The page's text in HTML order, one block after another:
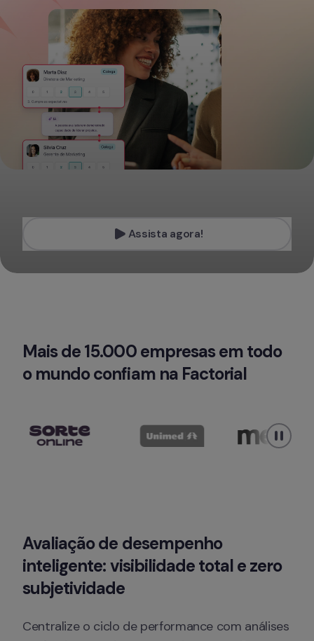
Assista agora!
Mais de 15.000 empresas em todo
o mundo confiam na Factorial
Avaliação de desempenho
inteligente: visibilidade total e zero
subjetividade
Centralize o ciclo de performance com análises